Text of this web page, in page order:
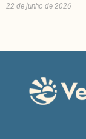
22 de junho de 2026